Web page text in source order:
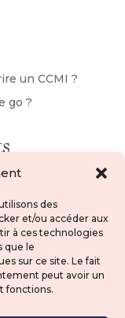
des
et/ou accéder aux
à ces technologies
que le
sur ce site. Le fait
peut avoir un
fonctions.
un CCMI ?
go ?